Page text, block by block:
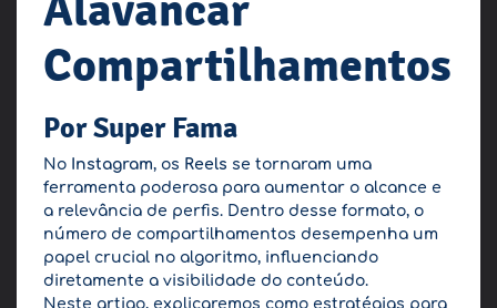
Compartilhamentos
Por Super Fama
No Instagram, os Reels se tornaram uma
ferramenta poderosa para aumentar o alcance e
a relevância de perfis. Dentro desse formato, o
número de compartilhamentos desempenha um
papel crucial no algoritmo, influenciando
diretamente a visibilidade do conteúdo.
Neste artigo, explicaremos como estratégias para